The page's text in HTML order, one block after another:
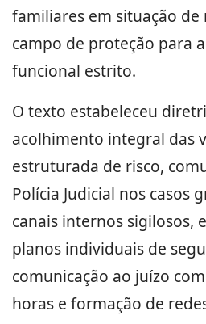
familiares em situação
campo de proteção para
funcional estrito.
O texto estabeleceu
acolhimento integral das
estruturada de risco,
Polícia Judicial nos casos
canais internos sigilosos,
planos individuais de
comunicação ao juízo
horas e formação de